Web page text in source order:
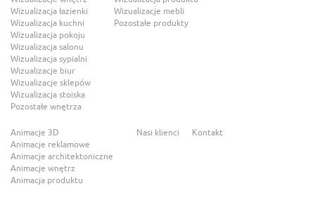
Wizualizacja łazienki
Wizualizacja kuchni
Wizualizacja pokoju
Wizualizacja salonu
Wizualizacja sypialni
Wizualizacje biur
Wizualizacje sklepów
Wizualizacja stoiska
Pozostałe wnętrza
Wizualizacje mebli
Pozostałe produkty
Animacje 3D
Animacje reklamowe
Animacje architektoniczne
Animacje wnętrz
Animacja produktu
Nasi klienci Kontakt